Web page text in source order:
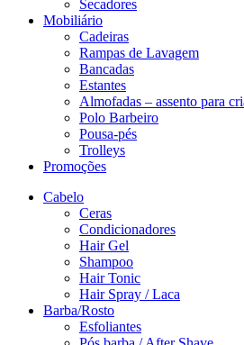
Secadores
Mobiliário
Cadeiras
Rampas de Lavagem
Bancadas
Estantes
Almofadas – assento para
Polo Barbeiro
Pousa-pés
Trolleys
Promoções
Cabelo
Ceras
Condicionadores
Hair Gel
Shampoo
Hair Tonic
Hair Spray / Laca
Barba/Rosto
Esfoliantes